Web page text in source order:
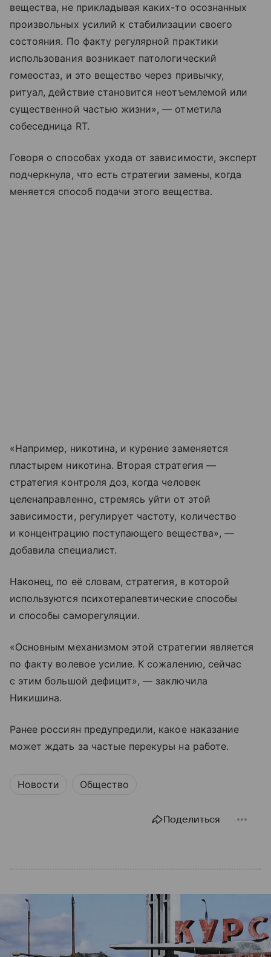
вещества, не прикладывая каких-то осознанных
произвольных усилий к стабилизации своего
состояния. По факту регулярной практики
использования возникает патологический
гомеостаз, и это вещество через привычку,
ритуал, действие становится неотъемлемой или
существенной частью жизни», — отметила
собеседница RT.
Говоря о способах ухода от зависимости, эксперт
подчеркнула, что есть стратегии замены, когда
меняется способ подачи этого вещества.
«Например, никотина, и курение заменяется
пластырем никотина. Вторая стратегия —
стратегия контроля доз, когда человек
целенаправленно, стремясь уйти от этой
зависимости, регулирует частоту, количество
и концентрацию поступающего вещества», —
добавила специалист.
Наконец, по её словам, стратегия, в которой
используются психотерапевтические способы
и способы саморегуляции.
«Основным механизмом этой стратегии является
по факту волевое усилие. К сожалению, сейчас
с этим большой дефицит», — заключила
Никишина.
Ранее россиян предупредили, какое наказание
может ждать за частые перекуры на работе.
Новости Общество
Поделиться